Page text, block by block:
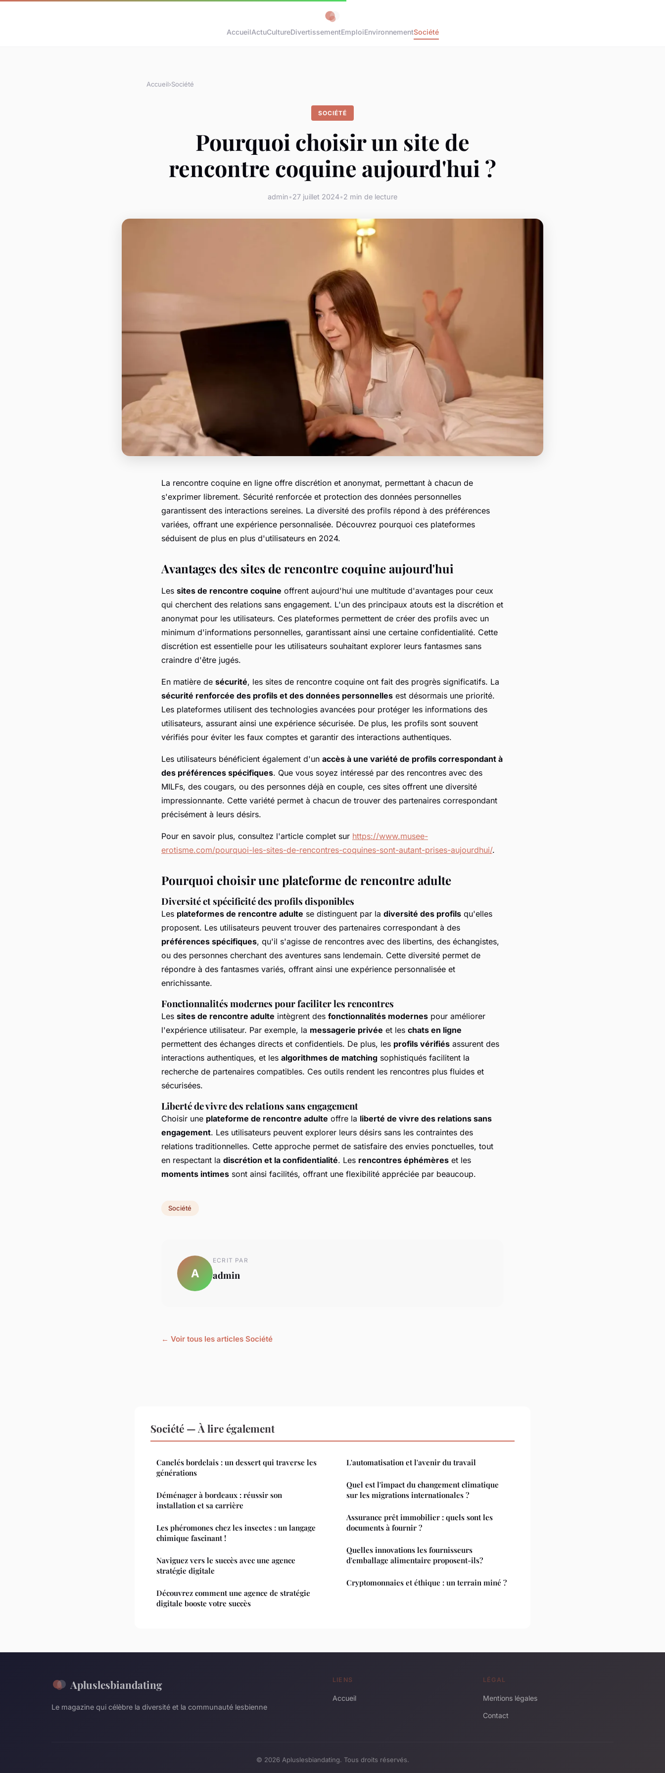
AccueilActuCultureDivertissementEmploiEnvironnementSociété
Accueil›Société
SOCIÉTÉ
Pourquoi choisir un site de
rencontre coquine aujourd'hui ?
admin•27 juillet 2024•2 min de lecture
La rencontre coquine en ligne offre discrétion et anonymat, permettant à chacun de
s'exprimer librement. Sécurité renforcée et protection des données personnelles
garantissent des interactions sereines. La diversité des profils répond à des préférences
variées, offrant une expérience personnalisée. Découvrez pourquoi ces plateformes
séduisent de plus en plus d'utilisateurs en 2024.
Avantages des sites de rencontre coquine aujourd'hui
Les sites de rencontre coquine offrent aujourd'hui une multitude d'avantages pour ceux
qui cherchent des relations sans engagement. L'un des principaux atouts est la discrétion et
anonymat pour les utilisateurs. Ces plateformes permettent de créer des profils avec un
minimum d'informations personnelles, garantissant ainsi une certaine confidentialité. Cette
discrétion est essentielle pour les utilisateurs souhaitant explorer leurs fantasmes sans
craindre d'être jugés.
En matière de sécurité, les sites de rencontre coquine ont fait des progrès significatifs. La
sécurité renforcée des profils et des données personnelles est désormais une priorité.
Les plateformes utilisent des technologies avancées pour protéger les informations des
utilisateurs, assurant ainsi une expérience sécurisée. De plus, les profils sont souvent
vérifiés pour éviter les faux comptes et garantir des interactions authentiques.
Les utilisateurs bénéficient également d'un accès à une variété de profils correspondant à
des préférences spécifiques. Que vous soyez intéressé par des rencontres avec des
MILFs, des cougars, ou des personnes déjà en couple, ces sites offrent une diversité
impressionnante. Cette variété permet à chacun de trouver des partenaires correspondant
précisément à leurs désirs.
Pour en savoir plus, consultez l'article complet sur https://www.musee-
erotisme.com/pourquoi-les-sites-de-rencontres-coquines-sont-autant-prises-aujourdhui/.
Pourquoi choisir une plateforme de rencontre adulte
Diversité et spécificité des profils disponibles
Les plateformes de rencontre adulte se distinguent par la diversité des profils qu'elles
proposent. Les utilisateurs peuvent trouver des partenaires correspondant à des
préférences spécifiques, qu'il s'agisse de rencontres avec des libertins, des échangistes,
ou des personnes cherchant des aventures sans lendemain. Cette diversité permet de
répondre à des fantasmes variés, offrant ainsi une expérience personnalisée et
enrichissante.
Fonctionnalités modernes pour faciliter les rencontres
Les sites de rencontre adulte intègrent des fonctionnalités modernes pour améliorer
l'expérience utilisateur. Par exemple, la messagerie privée et les chats en ligne
permettent des échanges directs et confidentiels. De plus, les profils vérifiés assurent des
interactions authentiques, et les algorithmes de matching sophistiqués facilitent la
recherche de partenaires compatibles. Ces outils rendent les rencontres plus fluides et
sécurisées.
Liberté de vivre des relations sans engagement
Choisir une plateforme de rencontre adulte offre la liberté de vivre des relations sans
engagement. Les utilisateurs peuvent explorer leurs désirs sans les contraintes des
relations traditionnelles. Cette approche permet de satisfaire des envies ponctuelles, tout
en respectant la discrétion et la confidentialité. Les rencontres éphémères et les
moments intimes sont ainsi facilités, offrant une flexibilité appréciée par beaucoup.
Société
A
ECRIT PAR
admin
← Voir tous les articles Société
Société — À lire également
Canelés bordelais : un dessert qui traverse les
générations
Déménager à bordeaux : réussir son
installation et sa carrière
Les phéromones chez les insectes : un langage
chimique fascinant !
Naviguez vers le succès avec une agence
stratégie digitale
Découvrez comment une agence de stratégie
digitale booste votre succès
L'automatisation et l'avenir du travail
Quel est l'impact du changement climatique
sur les migrations internationales ?
Assurance prêt immobilier : quels sont les
documents à fournir ?
Quelles innovations les fournisseurs
d'emballage alimentaire proposent-ils?
Cryptomonnaies et éthique : un terrain miné ?
Apluslesbiandating
Le magazine qui célèbre la diversité et la communauté lesbienne
LIENS
Accueil
LÉGAL
Mentions légales
Contact
© 2026 Apluslesbiandating. Tous droits réservés.